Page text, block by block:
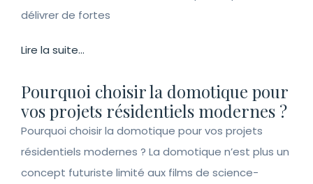
délivrer de fortes
Lire la suite...
Pourquoi choisir la domotique pour
vos projets résidentiels modernes ?
Pourquoi choisir la domotique pour vos projets
résidentiels modernes ? La domotique n’est plus un
concept futuriste limité aux films de science-